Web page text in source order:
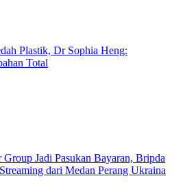
Plastik, Dr Sophia Heng:
Total
Jadi Pasukan Bayaran, Bripda
dari Medan Perang Ukraina